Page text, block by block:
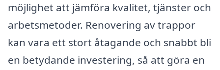
möjlighet att jämföra kvalitet, tjänster och
arbetsmetoder. Renovering av trappor
kan vara ett stort åtagande och snabbt bli
en betydande investering, så att göra en